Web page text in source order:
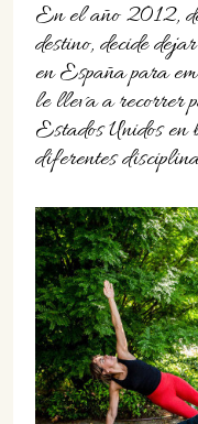
Galería
C/ Infanta, 19
07702 Mahón, Menorca
Hotel: +34 971 635 502
En el año 2012,
destino, decide
en España para
le lleva a recorrer
Estados Unidos en
diferentes